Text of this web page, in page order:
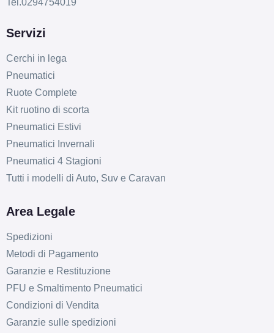
Tel.0294754019
Servizi
Cerchi in lega
Pneumatici
Ruote Complete
Kit ruotino di scorta
Pneumatici Estivi
Pneumatici Invernali
Pneumatici 4 Stagioni
Tutti i modelli di Auto, Suv e Caravan
Area Legale
Spedizioni
Metodi di Pagamento
Garanzie e Restituzione
PFU e Smaltimento Pneumatici
Condizioni di Vendita
Garanzie sulle spedizioni